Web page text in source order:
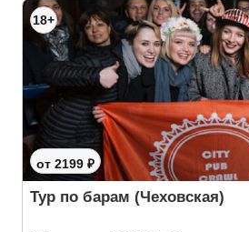
18+
от 2199 ₽
Тур по барам (Чеховская)